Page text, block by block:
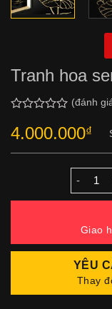
Tranh hoa
xếp
hạng
0.0
(đánh
4.000.000₫
Giao
YÊU
Thay